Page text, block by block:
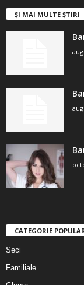
ȘI MAI MULTE ȘTIRI
CATEGORIE
Seci
Familiale